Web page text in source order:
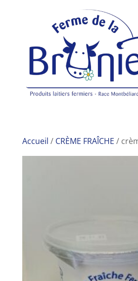
Accueil / CRÈME FRAÎCHE /